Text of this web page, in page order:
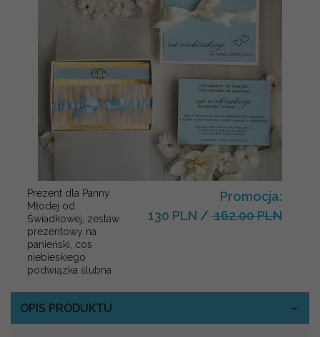
Prezent dla Panny
Młodej od
Świadkowej, zestaw
prezentowy na
panieński, cos
niebieskiego
podwiązka ślubna
Promocja:
130 PLN / 162.00 PLN
OPIS PRODUKTU